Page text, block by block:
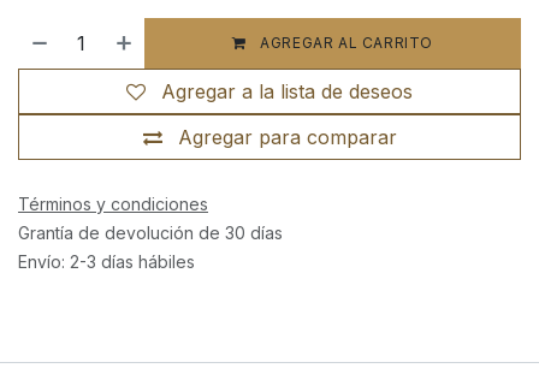
AGREGAR AL CARRITO
Agregar para comparar
Agregar a la lista de deseos
Términos y condiciones
Grantía de devolución de 30 días
Envío: 2-3 días hábiles